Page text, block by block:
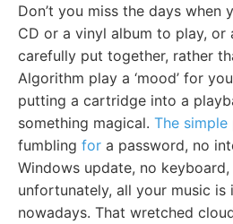
Don’t you miss the days when
CD or a vinyl album to play, or
carefully put together, rather
Algorithm play a ‘mood’ for
putting a cartridge into a
something magical. The simple
fumbling for a password, no
Windows update, no
unfortunately, all your music is
nowadays. That wretched